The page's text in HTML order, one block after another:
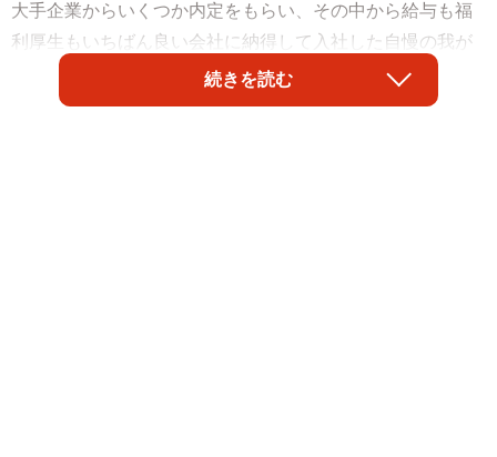
大手企業からいくつか内定をもらい、その中から給与も福
利厚生もいちばん良い会社に納得して入社した自慢の我が
子が、数年も経たないうちに「会社辞めたい」と言い出し
たら、止めますか？それとも何も言わずに新しい道を応援
続きを読む